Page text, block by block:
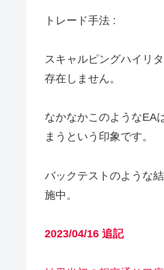
トレード手法 :
スキャルピングハイリ
存在しません。
なかなかこのようなEA
まうという印象です。
バックテストのような
施中。
2023/04/16 追記